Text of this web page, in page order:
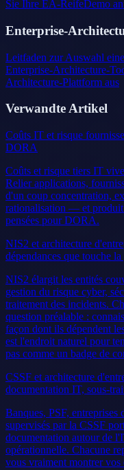
Sie Ihre EA-ReifeDemo
Enterprise-
Leitfaden zur Auswahl
Enterprise-Architecture-
Architecture-Plattform aus
Verwandte Artikel
Coûts IT et risque
DORA
Coûts et risque tiers IT
Relier applications,
d'un coup concentration,
rationalisation — et produit
pensées pour DORA.
NIS2 et architecture
dépendances que touche
NIS2 élargit les entités
gestion du risque cyber,
traitement des incidents.
question préalable :
façon dont ils dépendent
est l'endroit naturel pour
pas comme un badge de
CSSF et architecture
documentation IT, sous-
Banques, PSF, entreprises
supervisés par la CSSF
documentation autour de
opérationnelle. Chacune
vous vraiment montrer vos